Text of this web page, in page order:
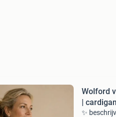
Wolford
| cardigan
✨